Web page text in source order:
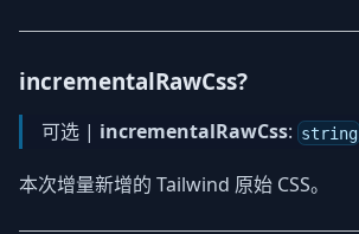
incrementalRawCss?
可选 | incrementalRawCss: string
本次增量新增的 Tailwind 原始 CSS。